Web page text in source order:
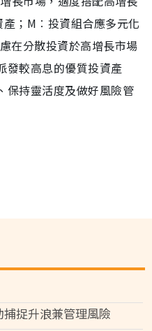
；M︰投資組合應多元化
在分散投資於高增長市場
發較高息的優質投資產
保持靈活度及做好風險管
捉升浪兼管理風險